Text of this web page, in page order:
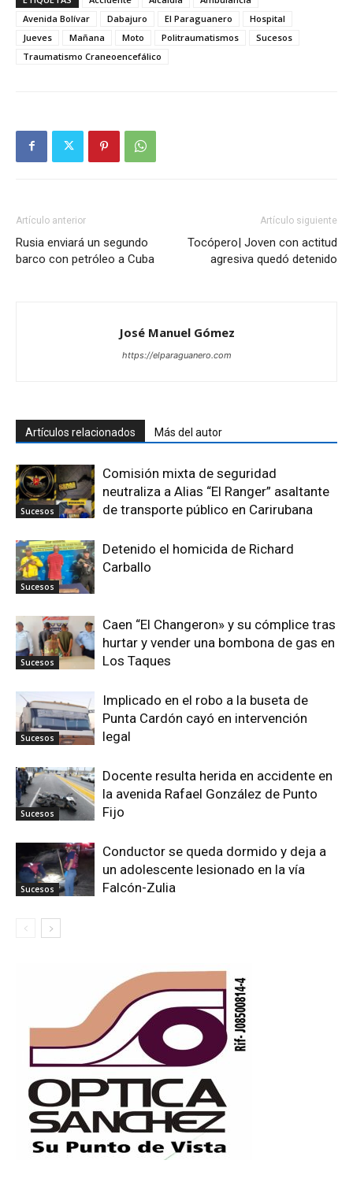
Avenida Bolívar
Dabajuro El Paraguanero
Hospital
Jueves
Mañana Moto Politraumatismos
Sucesos
Traumatismo Craneoencefálico
Artículo anterior
Rusia enviará un segundo
barco con petróleo a Cuba
Artículo siguiente
Tocópero| Joven con actitud
agresiva quedó detenido
José Manuel Gómez
https://elparaguanero.com
Artículos relacionados Más del autor
Sucesos
Comisión mixta de seguridad
neutraliza a Alias “El Ranger” asaltante
de transporte público en Carirubana
Sucesos
Detenido el homicida de Richard
Carballo
Sucesos
Caen “El Changeron» y su cómplice tras
hurtar y vender una bombona de gas en
Los Taques
Sucesos
Implicado en el robo a la buseta de
Punta Cardón cayó en intervención
legal
Sucesos
Docente resulta herida en accidente en
la avenida Rafael González de Punto
Fijo
Sucesos
Conductor se queda dormido y deja a
un adolescente lesionado en la vía
Falcón-Zulia